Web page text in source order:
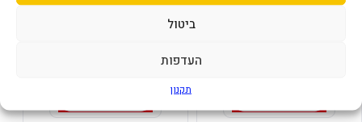
ביטול
העדפות
תקנון